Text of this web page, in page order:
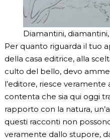
Diamantini,
Per quanto riguarda il tuo
della casa editrice, alla
culto del bello, devo
l’editore, riesce
contenta che sia qui oggi
rapporto con la natura,
questi racconti non
veramente dallo stupore,